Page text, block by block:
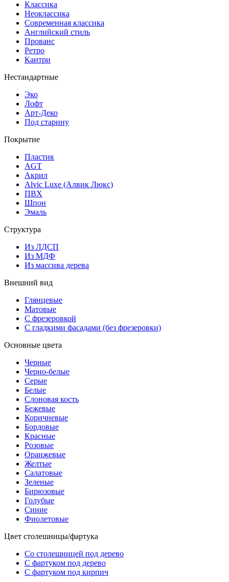
Классика
Неоклассика
Современная классика
Английский стиль
Прованс
Ретро
Кантри
Нестандартные
Эко
Лофт
Арт-Деко
Под старину
Покрытие
Пластик
AGT
Акрил
Alvic Luxe (Алвик Люкс)
ПВХ
Шпон
Эмаль
Структура
Из ЛДСП
Из МДФ
Из массива дерева
Внешний вид
Глянцевые
Матовые
С фрезеровкой
С гладкими фасадами (без фрезеровки)
Основные цвета
Черные
Черно-белые
Серые
Белые
Слоновая кость
Бежевые
Коричневые
Бордовые
Красные
Розовые
Оранжевые
Желтые
Салатовые
Зеленые
Бирюзовые
Голубые
Синие
Фиолетовые
Цвет столешницы/фартука
Со столешницей под дерево
С фартуком под дерево
С фартуком под кирпич